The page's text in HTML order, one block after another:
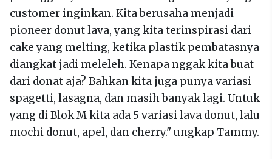
customer inginkan. Kita berusaha menjadi
pioneer donut lava, yang kita terinspirasi dari
cake yang melting, ketika plastik pembatasnya
diangkat jadi meleleh. Kenapa nggak kita buat
dari donat aja? Bahkan kita juga punya variasi
spagetti, lasagna, dan masih banyak lagi. Untuk
yang di Blok M kita ada 5 variasi lava donut, lalu
mochi donut, apel, dan cherry." ungkap Tammy.